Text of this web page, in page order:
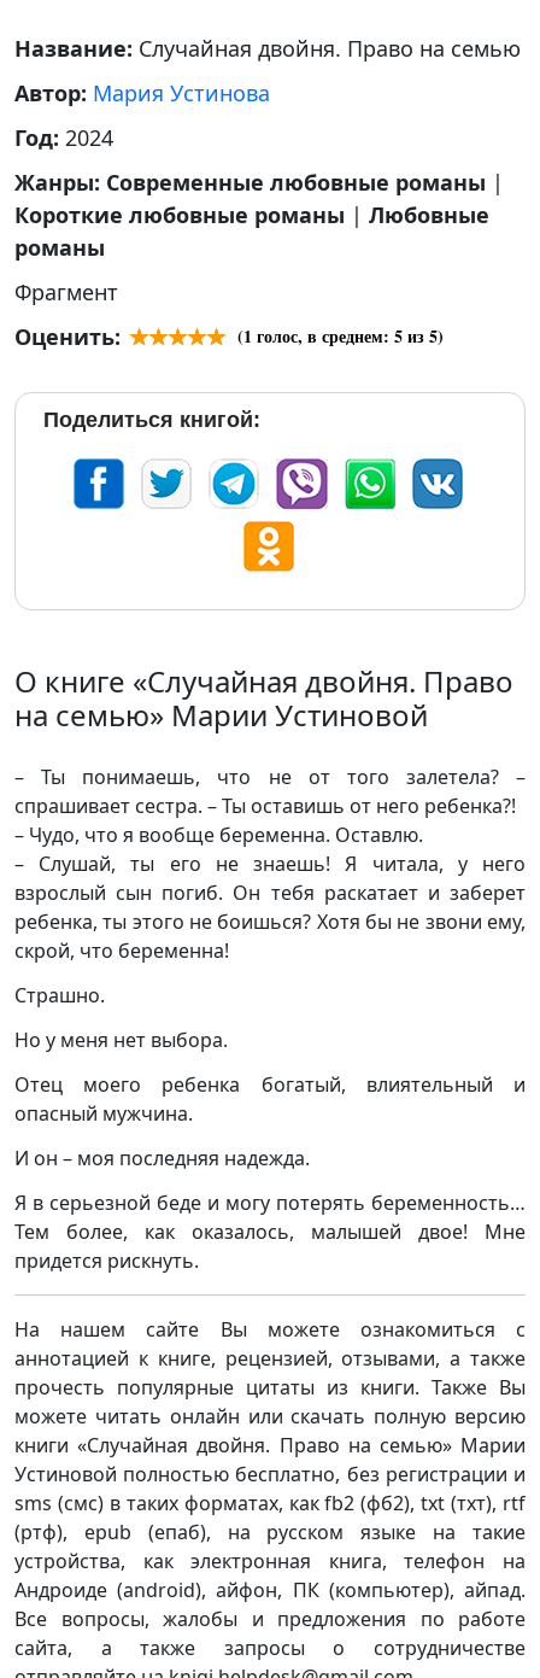
Название: Случайная двойня. Право на семью
Автор: Мария Устинова
Год: 2024
Жанры: Современные любовные романы |
Короткие любовные романы | Любовные
романы
Фрагмент
Оценить:
(1 голос, в среднем: 5из 5)
Поделиться книгой:
О книге «Случайная двойня. Право
на семью» Марии Устиновой
– Ты понимаешь, что не от того залетела? –
спрашивает сестра. – Ты оставишь от него ребенка?!
– Чудо, что я вообще беременна. Оставлю.
– Слушай, ты его не знаешь! Я читала, у него
взрослый сын погиб. Он тебя раскатает и заберет
ребенка, ты этого не боишься? Хотя бы не звони ему,
скрой, что беременна!
Страшно.
Но у меня нет выбора.
Отец моего ребенка богатый, влиятельный и
опасный мужчина.
И он – моя последняя надежда.
Я в серьезной беде и могу потерять беременность…
Тем более, как оказалось, малышей двое! Мне
придется рискнуть.
На нашем сайте Вы можете ознакомиться с
аннотацией к книге, рецензией, отзывами, а также
прочесть популярные цитаты из книги. Также Вы
можете читать онлайн или скачать полную версию
книги «Случайная двойня. Право на семью» Марии
Устиновой полностью бесплатно, без регистрации и
sms (смс) в таких форматах, как fb2 (фб2), txt (тхт), rtf
(ртф), epub (епаб), на русском языке на такие
устройства, как электронная книга, телефон на
Андроиде (android), айфон, ПК (компьютер), айпад.
Все вопросы, жалобы и предложения по работе
сайта, а также запросы о сотрудничестве